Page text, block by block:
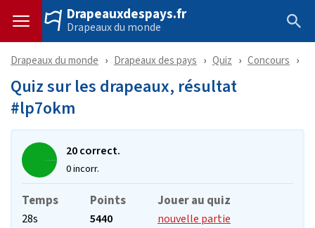
Drapeauxdespays.fr
Drapeaux du monde
Drapeaux du monde Drapeaux des pays Quiz Concours
Quiz sur les drapeaux, résultat
#lp7okm
20 correct.
0 incorr.
Temps
28s
Points
5440
Jouer au quiz
nouvelle partie